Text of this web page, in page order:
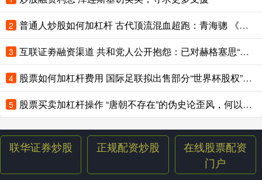
2 普通人炒股如何加杠杆 古代顶流混血超跑：青海骢 《隋书》里记着一匹神马的＂配方＂： 吐谷浑
3 互联证劵融资渠道 共和党人公开抱怨：已对赫格塞思“完全失去信心”
4 股票如何加杠杆费用 国际足联拟出售部分“世界杯股权”，欧足联怒了：出卖“足球灵魂”，考虑抵制世界杯
5 股票买卖加杠杆操作 “唐朝不存在”的伪史论歪风，何以在中文互联网蔓延？
联华证券炒股 正规配资炒股
在线股票配资
门户